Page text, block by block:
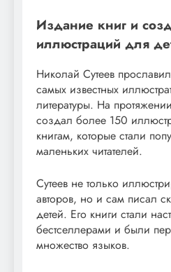
Издание книг и
иллюстраций для
Николай Сутеев
самых известных
литературы. На
создал более 150
книгам, которые стали
маленьких читателей.
Сутеев не только
авторов, но и сам писал
детей. Его книги стали
бестселлерами и были
множество языков.